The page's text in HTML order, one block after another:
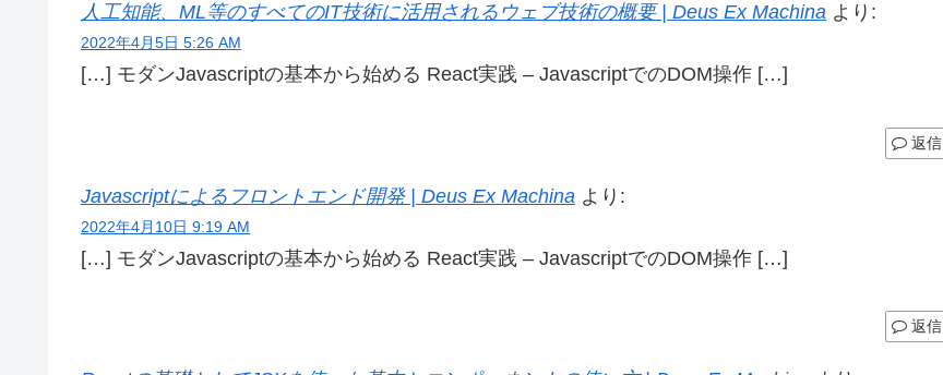
人工知能、ML等のすべてのIT技術に活用されるウェブ技術の概要 | Deus Ex Machina より:
2022年4月5日 5:26 AM
[…] モダンJavascriptの基本から始める React実践 – JavascriptでのDOM操作 […]
返信
Javascriptによるフロントエンド開発 | Deus Ex Machina より:
2022年4月10日 9:19 AM
[…] モダンJavascriptの基本から始める React実践 – JavascriptでのDOM操作 […]
返信